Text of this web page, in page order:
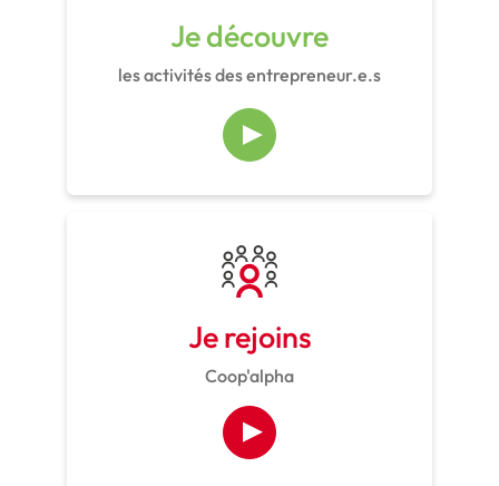
Je découvre
les activités des entrepreneur.e.s
Je rejoins
Coop'alpha